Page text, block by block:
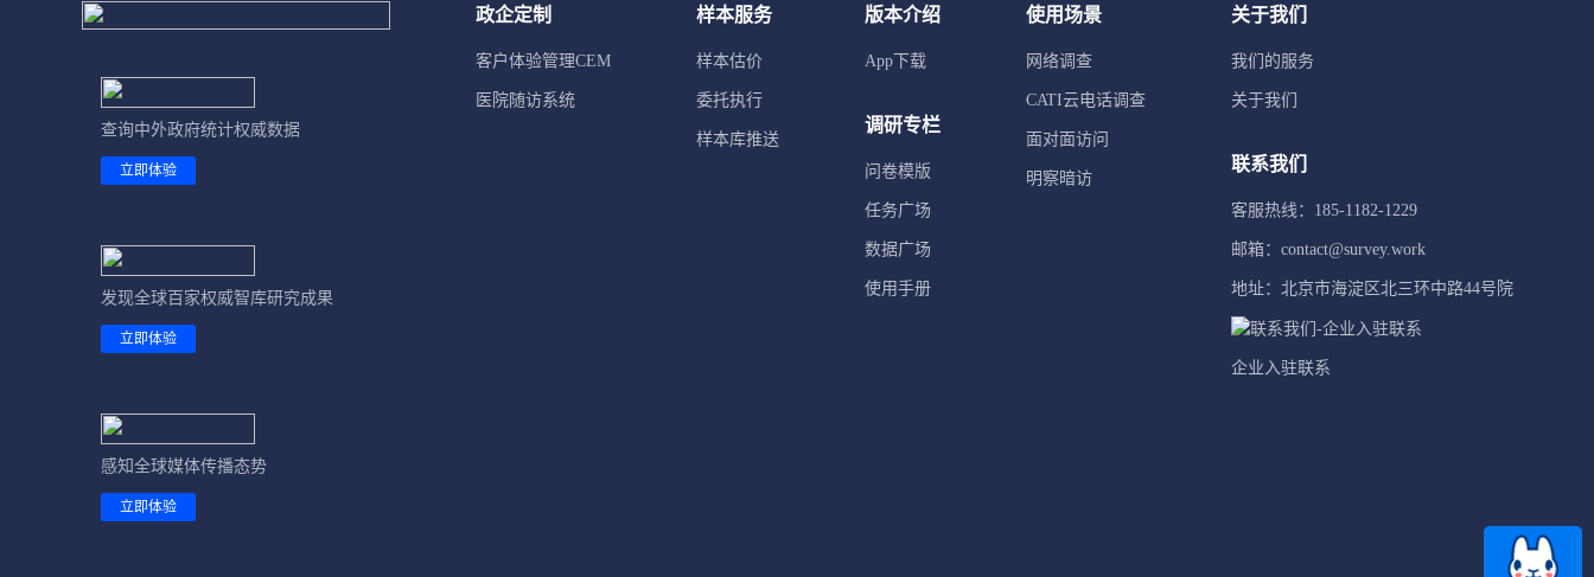
查询中外政府统计权威数据
立即体验
发现全球百家权威智库研究成果
立即体验
感知全球媒体传播态势
立即体验
政企定制
客户体验管理CEM
医院随访系统
样本服务
样本估价
委托执行
样本库推送
版本介绍
App下载
调研专栏
问卷模版
任务广场
数据广场
使用手册
使用场景
网络调查
CATI云电话调查
面对面访问
明察暗访
关于我们
我们的服务
关于我们
联系我们
客服热线：185-1182-1229
邮箱：contact@survey.work
地址：北京市海淀区北三环中路44号院
企业入驻联系